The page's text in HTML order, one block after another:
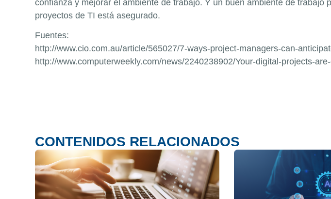
confianza y mejorar el ambiente de trabajo. Y un buen ambiente de
proyectos de TI está asegurado.
Fuentes:
http://www.cio.com.au/article/565027/7-ways-project-managers-can-
http://www.computerweekly.com/news/2240238902/Your-digital-projects-
CONTENIDOS RELACIONADOS